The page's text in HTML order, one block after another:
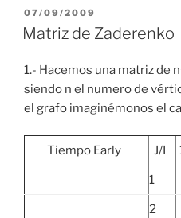
POSTED
ON
07/09/2009
Matriz de Zaderenko
1.- Hacemos una matriz de
siendo n el numero de
el grafo imaginémonos el
Tiempo Early J/I
1
2